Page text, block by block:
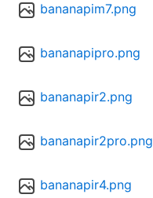
bananapim7.png
bananapipro.png
bananapir2.png
bananapir2pro.png
bananapir4.png